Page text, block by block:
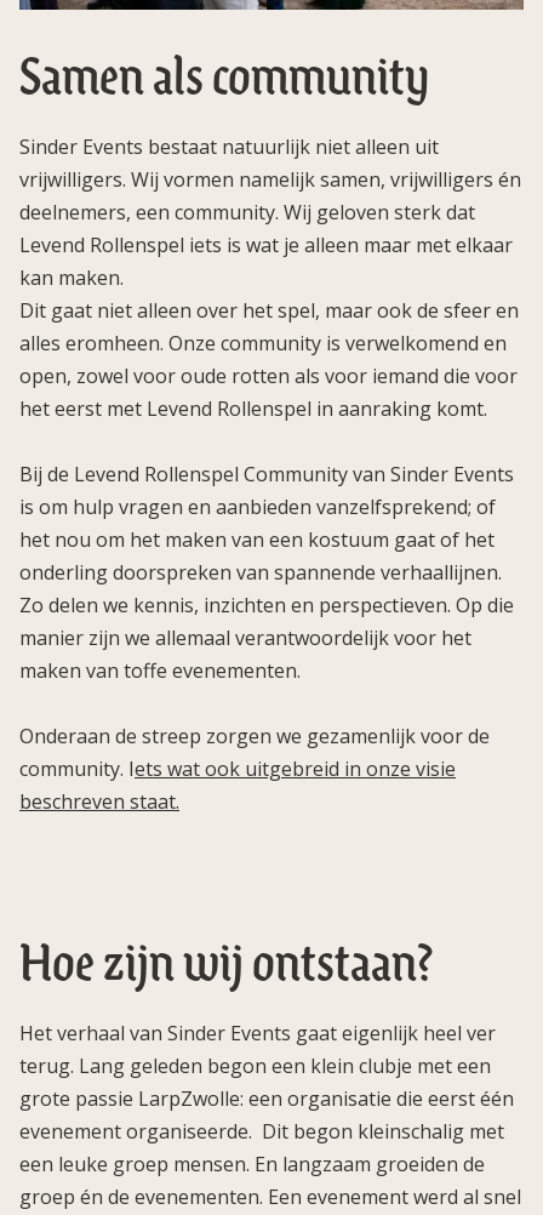
Samen als community
Sinder Events bestaat natuurlijk niet alleen uit
vrijwilligers. Wij vormen namelijk samen, vrijwilligers én
deelnemers, een community. Wij geloven sterk dat
Levend Rollenspel iets is wat je alleen maar met elkaar
kan maken.
Dit gaat niet alleen over het spel, maar ook de sfeer en
alles eromheen. Onze community is verwelkomend en
open, zowel voor oude rotten als voor iemand die voor
het eerst met Levend Rollenspel in aanraking komt.
Bij de Levend Rollenspel Community van Sinder Events
is om hulp vragen en aanbieden vanzelfsprekend; of
het nou om het maken van een kostuum gaat of het
onderling doorspreken van spannende verhaallijnen.
Zo delen we kennis, inzichten en perspectieven. Op die
manier zijn we allemaal verantwoordelijk voor het
maken van toffe evenementen.
Onderaan de streep zorgen we gezamenlijk voor de
community. Iets wat ook uitgebreid in onze visie
beschreven staat.
Hoe zijn wij ontstaan?
Het verhaal van Sinder Events gaat eigenlijk heel ver
terug. Lang geleden begon een klein clubje met een
grote passie LarpZwolle: een organisatie die eerst één
evenement organiseerde. Dit begon kleinschalig met
een leuke groep mensen. En langzaam groeiden de
groep én de evenementen. Een evenement werd al snel